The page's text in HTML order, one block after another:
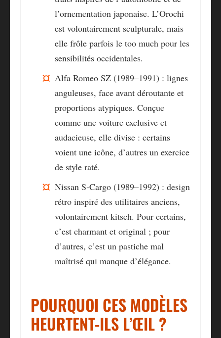
l’ornementation japonaise. L’Orochi
est volontairement sculpturale, mais
elle frôle parfois le too much pour les
sensibilités occidentales.
Alfa Romeo SZ (1989–1991) : lignes
anguleuses, face avant déroutante et
proportions atypiques. Conçue
comme une voiture exclusive et
audacieuse, elle divise : certains
voient une icône, d’autres un exercice
de style raté.
Nissan S‑Cargo (1989–1992) : design
rétro inspiré des utilitaires anciens,
volontairement kitsch. Pour certains,
c’est charmant et original ; pour
d’autres, c’est un pastiche mal
maîtrisé qui manque d’élégance.
POURQUOI CES MODÈLES
HEURTENT-ILS L’ŒIL ?